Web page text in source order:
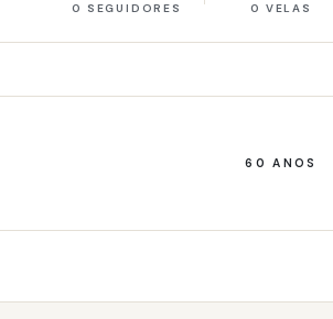
0 SEGUIDORES 0 VELAS
60 ANOS